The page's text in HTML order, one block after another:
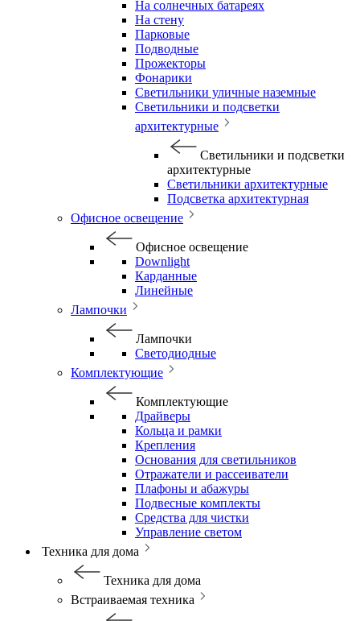
На солнечных батареях
На стену
Парковые
Подводные
Прожекторы
Фонарики
Светильники уличные наземные
Светильники и подсветки
архитектурные
Светильники и подсветки
архитектурные
Светильники архитектурные
Подсветка архитектурная
Офисное освещение
Офисное освещение
Downlight
Карданные
Линейные
Лампочки
Лампочки
Светодиодные
Комплектующие
Комплектующие
Драйверы
Кольца и рамки
Крепления
Основания для светильников
Отражатели и рассеиватели
Плафоны и абажуры
Подвесные комплекты
Средства для чистки
Управление светом
Техника для дома
Техника для дома
Встраиваемая техника